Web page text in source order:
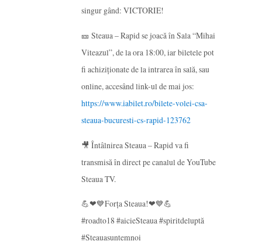
singur gând: VICTORIE!
🎫 Steaua – Rapid se joacă în Sala “Mihai
Viteazul”, de la ora 18:00, iar biletele pot
fi achiziționate de la intrarea în sală, sau
online, accesând link-ul de mai jos:
https://www.iabilet.ro/bilete-volei-csa-
steaua-bucuresti-cs-rapid-123762
🎥 Întâlnirea Steaua – Rapid va fi
transmisă în direct pe canalul de YouTube
Steaua TV.
💪❤💙Forța Steaua!❤💙💪
#roadto18 #aicieSteaua #spiritdeluptă
#Steauasuntemnoi